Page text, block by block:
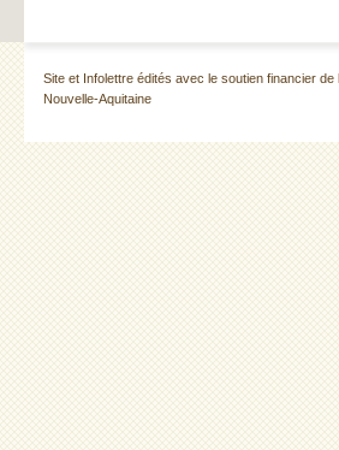
Site et Infolettre édités avec le soutien financier de
Nouvelle-Aquitaine